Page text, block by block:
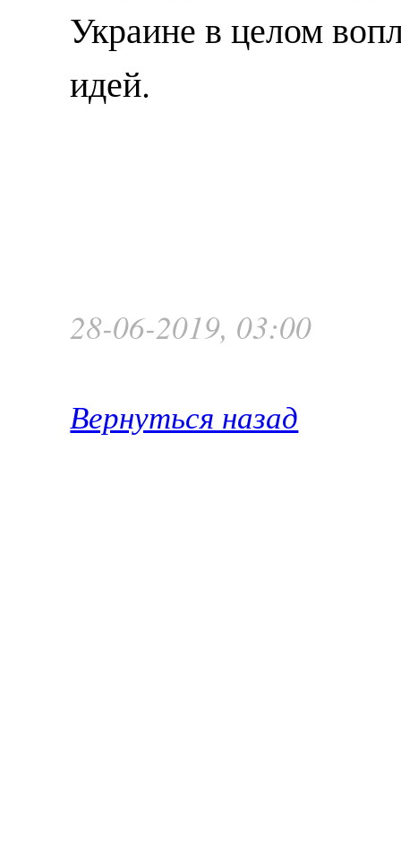
Украине в целом
идей.
28-06-2019, 03:00
Вернуться назад